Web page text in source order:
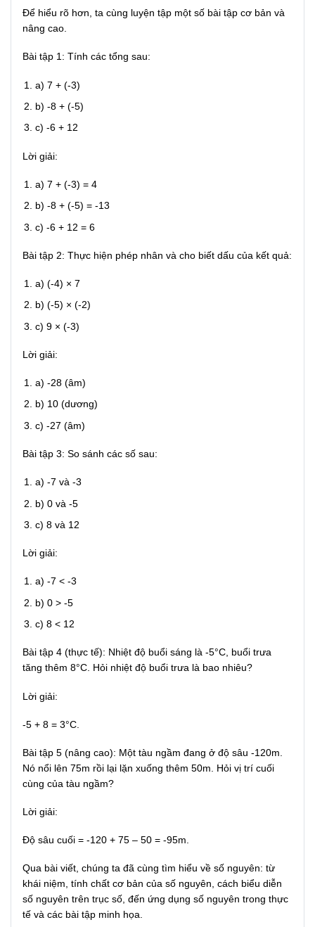
Để hiểu rõ hơn, ta cùng luyện tập một số bài tập cơ bản và
nâng cao.
Bài tập 1: Tính các tổng sau:
a) 7 + (-3)
b) -8 + (-5)
c) -6 + 12
Lời giải:
a) 7 + (-3) = 4
b) -8 + (-5) = -13
c) -6 + 12 = 6
Bài tập 2: Thực hiện phép nhân và cho biết dấu của kết quả:
a) (-4) × 7
b) (-5) × (-2)
c) 9 × (-3)
Lời giải:
a) -28 (âm)
b) 10 (dương)
c) -27 (âm)
Bài tập 3: So sánh các số sau:
a) -7 và -3
b) 0 và -5
c) 8 và 12
Lời giải:
a) -7 < -3
b) 0 > -5
c) 8 < 12
Bài tập 4 (thực tế): Nhiệt độ buổi sáng là -5°C, buổi trưa
tăng thêm 8°C. Hỏi nhiệt độ buổi trưa là bao nhiêu?
Lời giải:
-5 + 8 = 3°C.
Bài tập 5 (nâng cao): Một tàu ngầm đang ở độ sâu -120m.
Nó nổi lên 75m rồi lại lặn xuống thêm 50m. Hỏi vị trí cuối
cùng của tàu ngầm?
Lời giải:
Độ sâu cuối = -120 + 75 – 50 = -95m.
Qua bài viết, chúng ta đã cùng tìm hiểu về số nguyên: từ
khái niệm, tính chất cơ bản của số nguyên, cách biểu diễn
số nguyên trên trục số, đến ứng dụng số nguyên trong thực
tế và các bài tập minh họa.